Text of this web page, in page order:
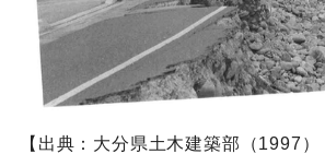
【出典：大分県土木建築部（1997